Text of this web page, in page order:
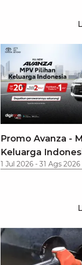
Promo Avanza -
Keluarga
1 Jul 2026 - 31 Ags 2026